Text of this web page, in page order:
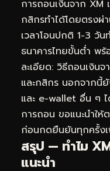
การถอนเงินจาก XM
กสิกรทำได้โดยตรงผ่
เวลาโอนปกติ 1-3 วัน
ธนาคารไทยขั้นต่ำ พร้
ละเอียด: วิธีถอนเงินจ
และกสิกร นอกจากนี้
และ e-wallet อื่น ๆ ไ
การถอน ขอแนะนำใ
ก่อนกดยืนยันทุกครั้ง
สรุป — ทำไม
แนะนำ